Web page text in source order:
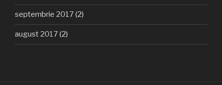
septembrie 2017(2)
august 2017(2)